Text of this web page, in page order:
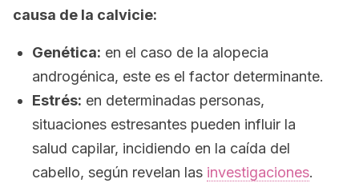
causa de la calvicie:
Genética: en el caso de la alopecia
androgénica, este es el factor determinante.
Estrés: en determinadas personas,
situaciones estresantes pueden influir la
salud capilar, incidiendo en la caída del
cabello, según revelan las investigaciones.